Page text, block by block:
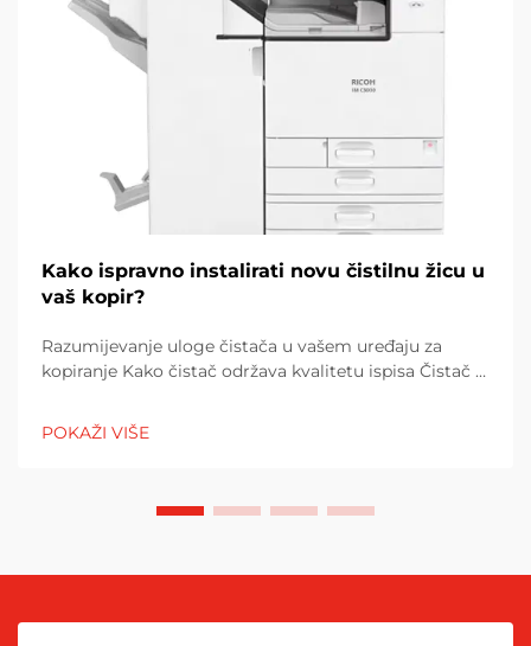
Kako ispravno instalirati novu čistilnu žicu u
vaš kopir?
Razumijevanje uloge čistača u vašem uređaju za
kopiranje Kako čistač održava kvalitetu ispisa Čistač u
pitanju održavanje dobrog izgleda ispisa. Ono što ovaj
čistač čini je da preuzima sve...
POKAŽI VIŠE